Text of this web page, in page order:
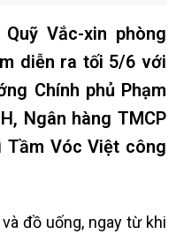
Vắc-xin phòng
diễn ra tối 5/6 với
Chính phủ Phạm
Ngân hàng TMCP
Tầm Vóc Việt công
đồ uống, ngay từ khi